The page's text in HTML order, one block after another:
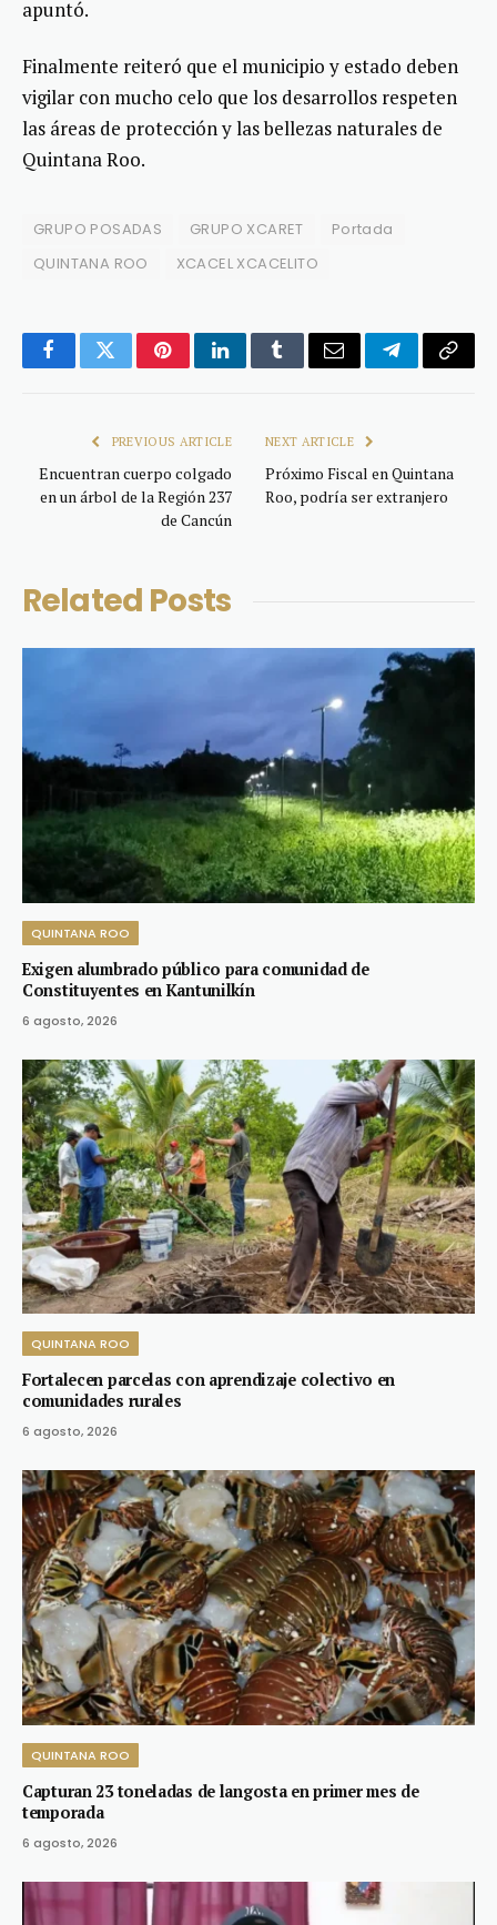
apuntó.
Finalmente reiteró que el municipio y estado deben
vigilar con mucho celo que los desarrollos respeten
las áreas de protección y las bellezas naturales de
Quintana Roo.
GRUPO POSADAS GRUPO XCARET
Portada
QUINTANA ROO
XCACEL XCACELITO
FacebookTwitterPinterestLinkedInTumblrEmail TelegramCopy
PREVIOUS ARTICLE
Encuentran cuerpo colgado
en un árbol de la Región 237
de Cancún
NEXT ARTICLE
Próximo Fiscal en Quintana
Roo, podría ser extranjero
Related Posts
QUINTANA ROO
Exigen alumbrado público para comunidad de
Constituyentes en Kantunilkín
6 agosto, 2026
QUINTANA ROO
Fortalecen parcelas con aprendizaje colectivo en
comunidades rurales
6 agosto, 2026
QUINTANA ROO
Capturan 23 toneladas de langosta en primer mes de
temporada
6 agosto, 2026